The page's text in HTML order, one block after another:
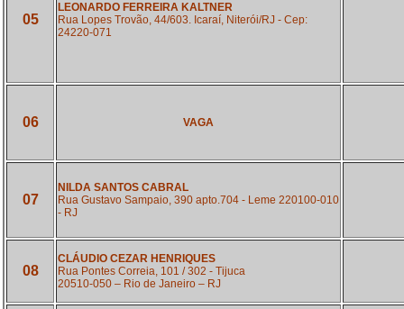
05
LEONARDO FERREIRA KALTNER
Rua Lopes Trovão, 44/603. Icaraí, Niterói/RJ - Cep:
24220-071
06 VAGA
07
NILDA SANTOS CABRAL
Rua Gustavo Sampaio, 390 apto.704 - Leme 220100-010
- RJ
08
CLÁUDIO CEZAR HENRIQUES
Rua Pontes Correia, 101 / 302 - Tijuca
20510-050 – Rio de Janeiro – RJ